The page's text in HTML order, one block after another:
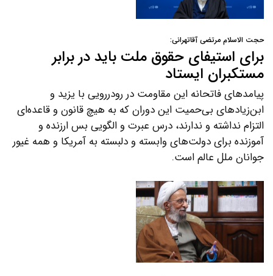
حجت الاسلام مرتضی آقاتهرانی:
برای استیفای حقوق ملت باید در برابر
مستکبران ایستاد
پیامدهای فاتحانه این مقاومت در رودررویی با یزید و
ابن‌زیادهای بی‌حمیت این دوران که به هیچ قانون و قاعده‌ای
التزام نداشته و ندارند، درس عبرت و الگویی بس ارزنده و
آموزنده برای دولت‌های وابسته و دلبسته به آمریکا و همه غیور
جوانان ملل عالم است.